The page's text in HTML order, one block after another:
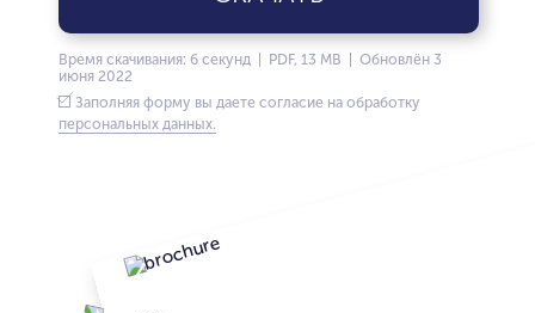
Время скачивания: 6 секунд | PDF, 13 MB | Обновлён 3
июня 2022
Заполняя форму вы даете согласие на обработку
персональных данных.